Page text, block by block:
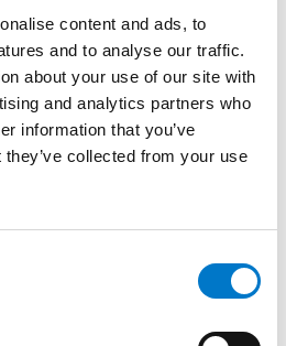
content and ads, to
and to analyse our traffic.
about your use of our site with
and analytics partners who
information that you’ve
collected from your use
Feuerwehr Freudental bei
unterstützen, und wünschen
Möchten auch Sie mehr über
für Einsatzfahrzeuge
gerne! Kontaktieren Sie uns